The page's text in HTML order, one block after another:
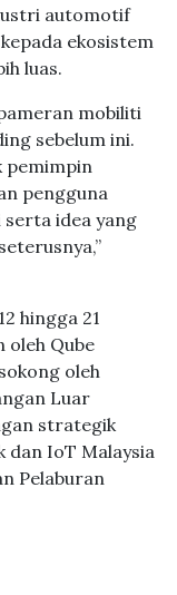
automotif
ekosistem
luas.
mobiliti
sebelum ini.
pemimpin
pengguna
idea yang
hingga 21
oleh Qube
oleh
Luar
strategik
IoT Malaysia
Pelaburan